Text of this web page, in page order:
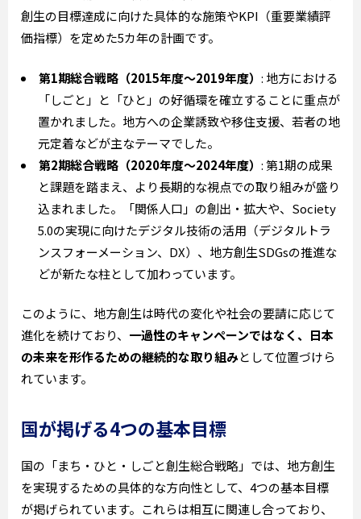
創生の目標達成に向けた具体的な施策やKPI（重要業績評
価指標）を定めた5カ年の計画です。
第1期総合戦略（2015年度～2019年度） : 地方における
「しごと」と「ひと」の好循環を確立することに重点が
置かれました。地方への企業誘致や移住支援、若者の地
元定着などが主なテーマでした。
第2期総合戦略（2020年度～2024年度） : 第1期の成果
と課題を踏まえ、より長期的な視点での取り組みが盛り
込まれました。「関係人口」の創出・拡大や、Society
5.0の実現に向けたデジタル技術の活用（デジタルトラ
ンスフォーメーション、DX）、地方創生SDGsの推進な
どが新たな柱として加わっています。
このように、地方創生は時代の変化や社会の要請に応じて
進化を続けており、 一過性のキャンペーンではなく、日本
の未来を形作るための継続的な取り組みとして位置づけら
れています。
国が掲げる4つの基本目標
国の「まち・ひと・しごと創生総合戦略」では、地方創生
を実現するための具体的な方向性として、4つの基本目標
が掲げられています。これらは相互に関連し合っており、